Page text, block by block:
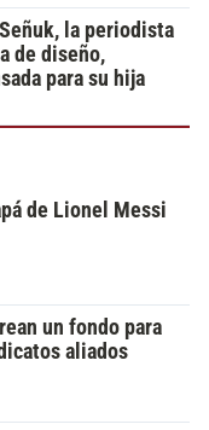
la periodista
de diseño,
para su hija
de Lionel Messi
un fondo para
aliados